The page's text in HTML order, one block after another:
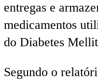
entregas e
medicamentos
do Diabetes
Segundo o